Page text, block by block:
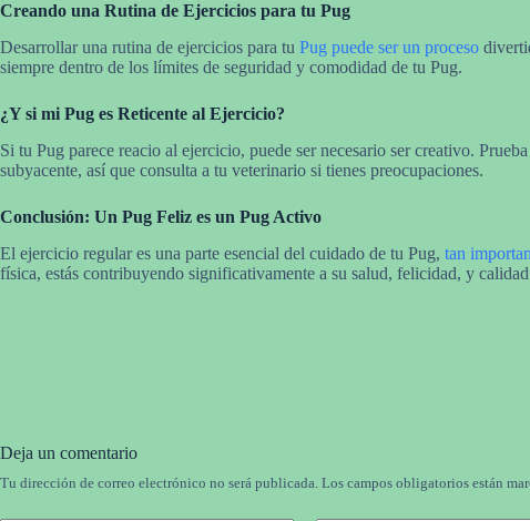
Creando una Rutina de Ejercicios para tu Pug
Desarrollar una rutina de ejercicios para tu Pug puede ser un proceso
siempre dentro de los límites de seguridad y comodidad de tu Pug.
¿Y si mi Pug es Reticente al Ejercicio?
Si tu Pug parece reacio al ejercicio, puede ser necesario ser creativo.
subyacente, así que consulta a tu veterinario si tienes preocupaciones.
Conclusión: Un Pug Feliz es un Pug Activo
El ejercicio regular es una parte esencial del cuidado de tu Pug, tan
física, estás contribuyendo significativamente a su salud, felicidad, y
Deja un comentario
Tu dirección de correo electrónico no será publicada. Los campos obligatorios están